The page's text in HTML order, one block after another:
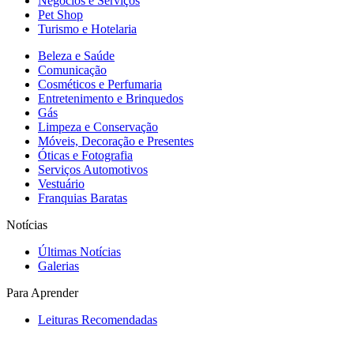
Pet Shop
Turismo e Hotelaria
Beleza e Saúde
Comunicação
Cosméticos e Perfumaria
Entretenimento e Brinquedos
Gás
Limpeza e Conservação
Móveis, Decoração e Presentes
Óticas e Fotografia
Serviços Automotivos
Vestuário
Franquias Baratas
Notícias
Últimas Notícias
Galerias
Para Aprender
Leituras Recomendadas